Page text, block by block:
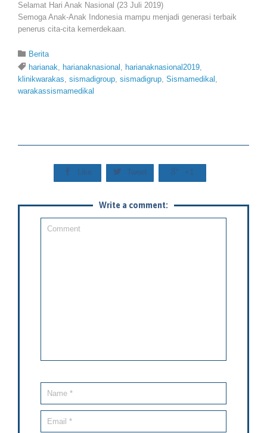
Selamat Hari Anak Nasional (23 Juli 2019)
Semoga Anak-Anak Indonesia mampu menjadi generasi terbaik
penerus cita-cita kemerdekaan.
 Category
Berita
 Tags
harianak, harianaknasional , harianaknasional2019,
klinikwarakas, sismadigroup, sismadigrup, Sismamedikal ,
warakassismamedikal
 Like  Tweet  +1
Write a comment: